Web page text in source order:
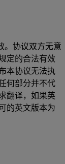
。协议双方无意
定的合法有效
本协议无法执
何部分并不代
翻译，如果英
的英文版本为